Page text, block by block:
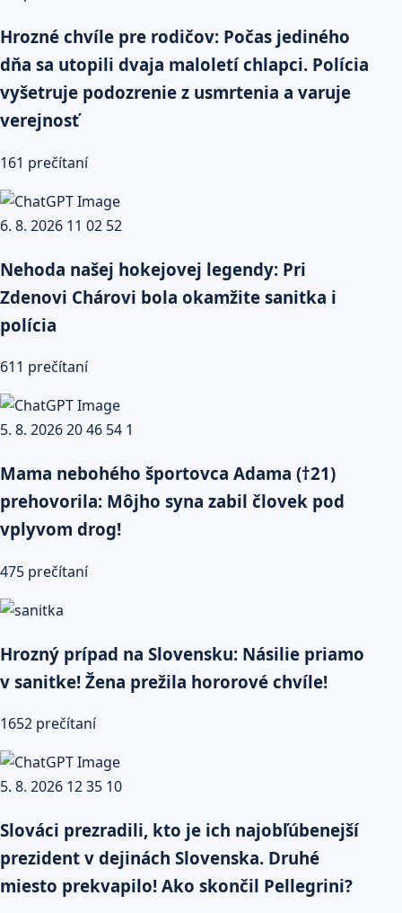
Hrozné chvíle pre rodičov: Počas jediného
dňa sa utopili dvaja maloletí chlapci. Polícia
vyšetruje podozrenie z usmrtenia a varuje
verejnosť
161 prečítaní
Nehoda našej hokejovej legendy: Pri
Zdenovi Chárovi bola okamžite sanitka i
polícia
611 prečítaní
Mama nebohého športovca Adama (†21)
prehovorila: Môjho syna zabil človek pod
vplyvom drog!
475 prečítaní
Hrozný prípad na Slovensku: Násilie priamo
v sanitke! Žena prežila hororové chvíle!
1652 prečítaní
Slováci prezradili, kto je ich najobľúbenejší
prezident v dejinách Slovenska. Druhé
miesto prekvapilo! Ako skončil Pellegrini?